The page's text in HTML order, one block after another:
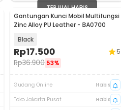
TERJUAL HABIS
Gantungan Kunci Mobil Multifungsi
Zinc Alloy PU Leather - BA0700
Black
Rp17.500
Rp36.900 53%
5
Gudang Online
Habis
Toko Jakarta Pusat
Habis